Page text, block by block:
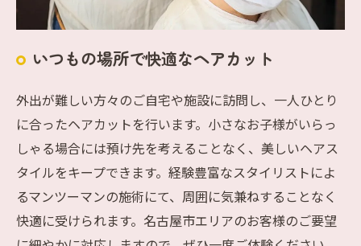
いつもの場所で快適なヘアカット
外出が難しい方々のご自宅や施設に訪問し、一人ひとり
に合ったヘアカットを行います。小さなお子様がいらっ
しゃる場合には預け先を考えることなく、美しいヘアス
タイルをキープできます。経験豊富なスタイリストによ
るマンツーマンの施術にて、周囲に気兼ねすることなく
快適に受けられます。名古屋市エリアのお客様のご要望